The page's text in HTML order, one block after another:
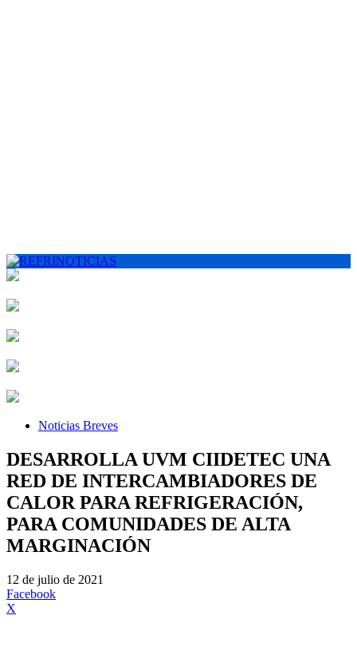
Noticias Breves
DESARROLLA UVM CIIDETEC UNA
RED DE INTERCAMBIADORES DE
CALOR PARA REFRIGERACIÓN,
PARA COMUNIDADES DE ALTA
MARGINACIÓN
12 de julio de 2021
Facebook
X